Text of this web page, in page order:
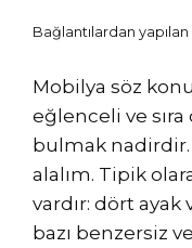
Bağlantılardan
Mobilya söz
eğlenceli ve sıra
bulmak nadirdir.
alalım. Tipik
vardır: dört
bazı benzersiz